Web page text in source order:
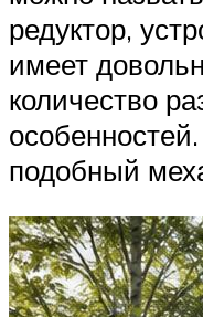
редуктор,
имеет
количество
подобный